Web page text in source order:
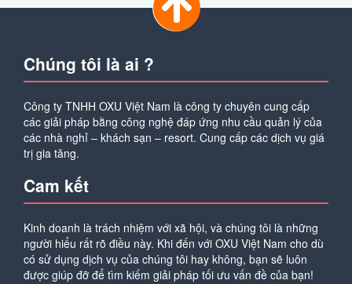
Chúng tôi là ai ?
Công ty TNHH OXU Việt Nam là công ty chuyên cung cấp
các giải pháp bằng công nghệ đáp ứng nhu cầu quản lý của
các nhà nghỉ – khách sạn – resort. Cung cấp các dịch vụ giá
trị gia tăng.
Cam kết
Kinh doanh là trách nhiệm với xã hội, và chúng tôi là những
người hiểu rất rõ điều này. Khi đến với OXU Việt Nam cho dù
có sử dụng dịch vụ của chúng tôi hay không, bạn sẽ luôn
được giúp đỡ để tìm kiếm giải pháp tối ưu vấn đề của bạn!